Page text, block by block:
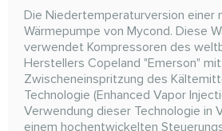
Die Niedertemperaturversion einer
Wärmepumpe von Mycond. Diese
verwendet Kompressoren des
Herstellers Copeland "Emerson" mit
Zwischeneinspritzung des
Technologie (Enhanced Vapor
Verwendung dieser Technologie in
einem hochentwickelten